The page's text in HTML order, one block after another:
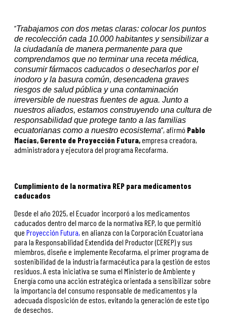
“Trabajamos con dos metas claras: colocar los puntos
de recolección cada 10.000 habitantes y sensibilizar a
la ciudadanía de manera permanente para que
comprendamos que no terminar una receta médica,
consumir fármacos caducados o desecharlos por el
inodoro y la basura común, desencadena graves
riesgos de salud pública y una contaminación
irreversible de nuestras fuentes de agua. Junto a
nuestros aliados, estamos construyendo una cultura de
responsabilidad que protege tanto a las familias
ecuatorianas como a nuestro ecosistema”, afirmó Pablo
Macías, Gerente de Proyección Futura,empresa creadora,
administradora y ejecutora del programa Recofarma.
Cumplimiento de la normativa REP para medicamentos
caducados
Desde el año 2025, el Ecuador incorporó a los medicamentos
caducados dentro del marco de la normativa REP, lo que permitió
que Proyección Futura, en alianza con la Corporación Ecuatoriana
para la Responsabilidad Extendida del Productor (CEREP) y sus
miembros, diseñe e implemente Recofarma, el primer programa de
sostenibilidad de la industria farmacéutica para la gestión de estos
residuos. A esta iniciativa se suma el Ministerio de Ambiente y
Energía como una acción estratégica orientada a sensibilizar sobre
la importancia del consumo responsable de medicamentos y la
adecuada disposición de estos, evitando la generación de este tipo
de desechos.